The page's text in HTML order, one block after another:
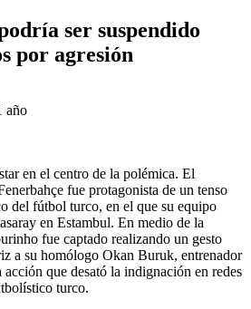
ser suspendido
por agresión
año
en el centro de la polémica. El
fue protagonista de un tenso
del fútbol turco, en el que su equipo
en Estambul. En medio de la
fue captado realizando un gesto
a su homólogo Okan Buruk, entrenador
que desató la indignación en redes
turco.